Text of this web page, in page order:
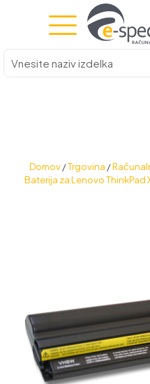
Vnesite
naziv
izdelka
Domov /Trgovina /
Baterija za Lenovo